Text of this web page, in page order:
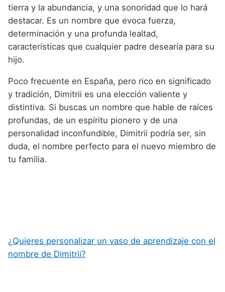
tierra y la abundancia, y una sonoridad que lo hará
destacar. Es un nombre que evoca fuerza,
determinación y una profunda lealtad,
características que cualquier padre desearía para su
hijo.
Poco frecuente en España, pero rico en significado
y tradición, Dimitrii es una elección valiente y
distintiva. Si buscas un nombre que hable de raíces
profundas, de un espíritu pionero y de una
personalidad inconfundible, Dimitrii podría ser, sin
duda, el nombre perfecto para el nuevo miembro de
tu familia.
¿Quieres personalizar un vaso de aprendizaje con el
nombre de Dimitrii?